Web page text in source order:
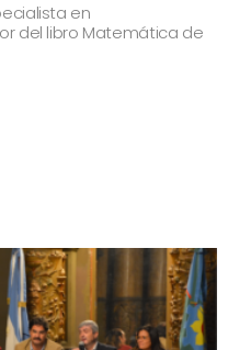
en
del libro Matemática de